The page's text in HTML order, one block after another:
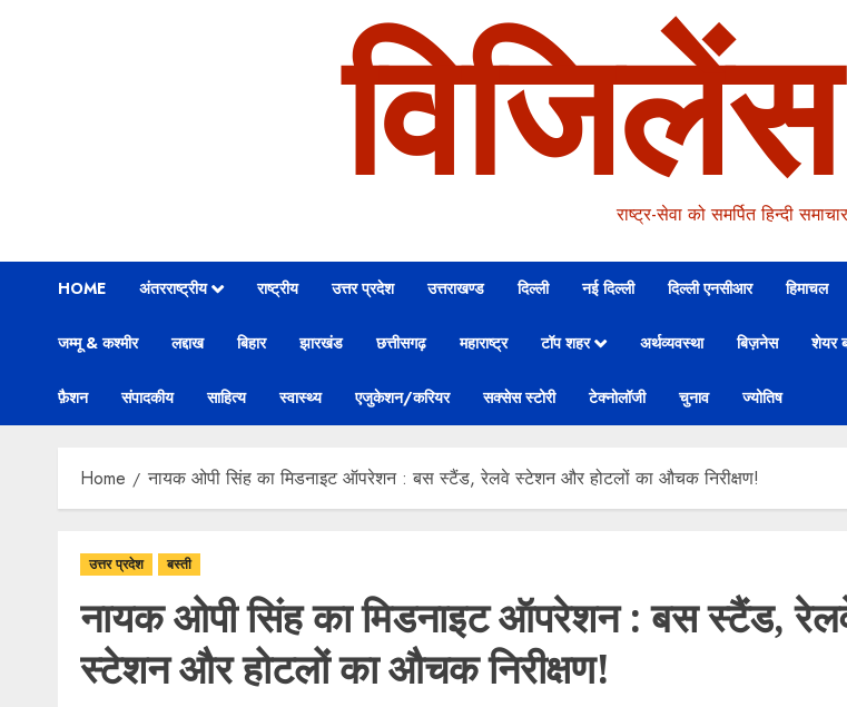
राष्ट्र-सेवा को समर्पित हिन्दी
HOME अंतरराष्ट्रीय राष्ट्रीय उत्तर प्रदेश उत्तराखण्ड दिल्ली नई दिल्ली दिल्ली एनसीआर हिमाचल
जम्मू & कश्मीर लद्दाख बिहार झारखंड छत्तीसगढ़ महाराष्ट्र टॉप शहर अर्थव्यवस्था बिज़नेस शेयर
फ़ैशन संपादकीय साहित्य स्वास्थ्य एजुकेशन/करियर सक्सेस स्टोरी टेक्नोलॉजी चुनाव ज्योतिष
Home नायक ओपी सिंह का मिडनाइट ऑपरेशन : बस स्टैंड, रेलवे स्टेशन और होटलों का औचक निरीक्षण!
उत्तर प्रदेश बस्ती
नायक ओपी सिंह का मिडनाइट ऑपरेशन : बस स्टैंड,
स्टेशन और होटलों का औचक निरीक्षण!